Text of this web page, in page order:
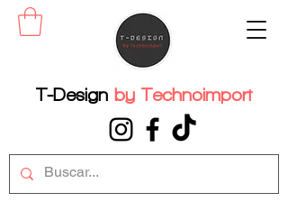
T-Design by Technoimport